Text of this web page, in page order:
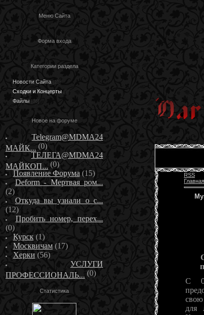
Меню Сайта
Форма входа
Категории раздела
Новости Сайта [23]
Сходки и Концерты [3]
Файлы [36]
Новое на форуме
Telegram@MDMA24
МАЙК...
(0)
ТЕЛЕГА@MDMA24
МАЙКОП...
(0)
Появление Форума (15)
Deform - Мертвая ром...
(2)
Откуда вы узнали о с...
(12)
Пробить номер, перех...
(0)
Курск (1)
Москвичам (17)
Херки (56)
УСЛУГИ
ПРОФЕССИОНАЛЬ... (0)
Статистика
RSS
Главная
С
для